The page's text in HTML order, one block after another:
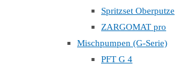
Spritzset Oberputze
ZARGOMAT pro
Mischpumpen (G-Serie)
PFT G 4